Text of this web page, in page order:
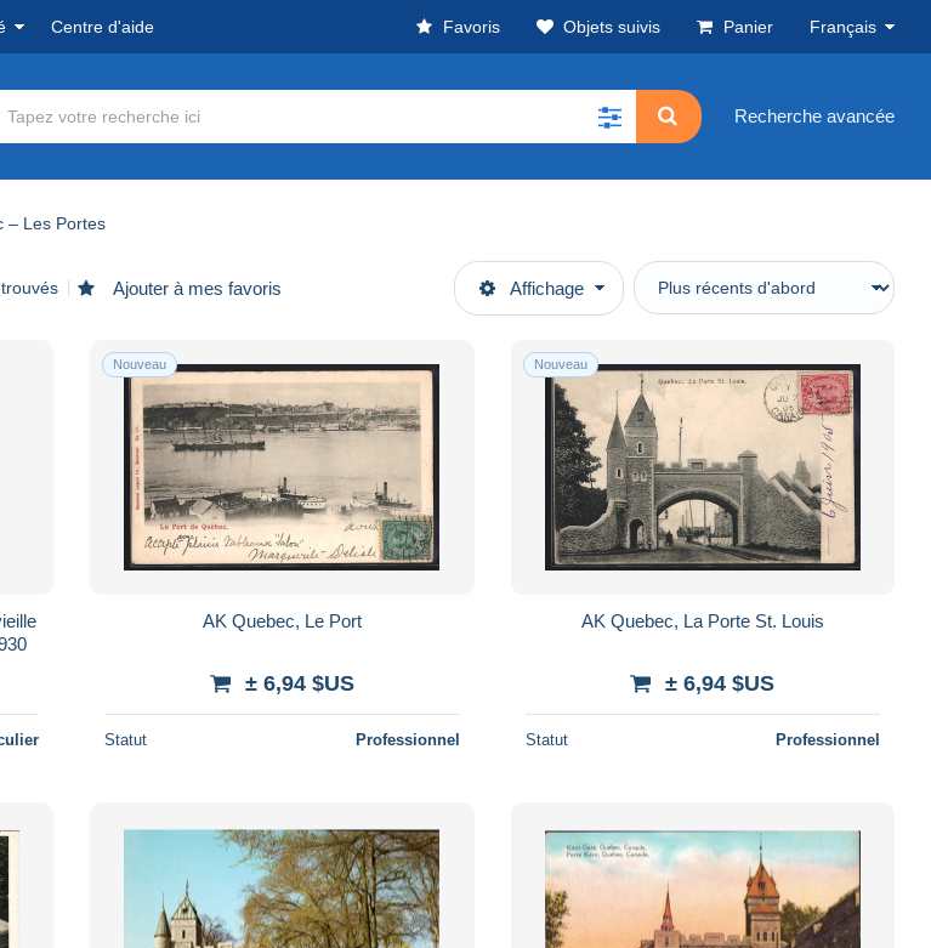
Centre d'aide Favoris Objets suivis Panier Français
Recherche avancée
– Les Portes
Ajouter à mes favoris Affichage
Nouveau
AK Quebec, Le Port
± 6,94 $US
Statut Professionnel
Nouveau
AK Quebec, La Porte St. Louis
± 6,94 $US
Statut Professionnel